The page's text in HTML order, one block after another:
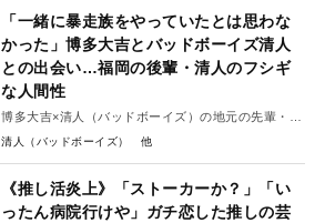
「一緒に暴走族をやっていたとは思わな
かった」博多大吉とバッドボーイズ清人
との出会い…福岡の後輩・清人のフシギ
な人間性
博多大吉×清人（バッドボーイズ）の地元の先輩・後
輩対談（後編）
清人（バッドボーイズ）
《推し活炎上》「ストーカーか？」「い
ったん病院行けや」ガチ恋した推しの芸